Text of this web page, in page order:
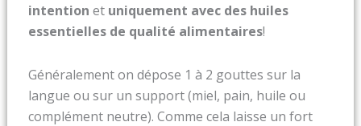
intention etuniquement avec des huiles
essentielles de qualité alimentaires!
Généralement on dépose 1 à 2 gouttes sur la
langue ou sur un support (miel, pain, huile ou
complément neutre). Comme cela laisse un fort